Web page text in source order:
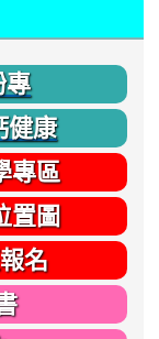
專
健康
專區
置圖
名